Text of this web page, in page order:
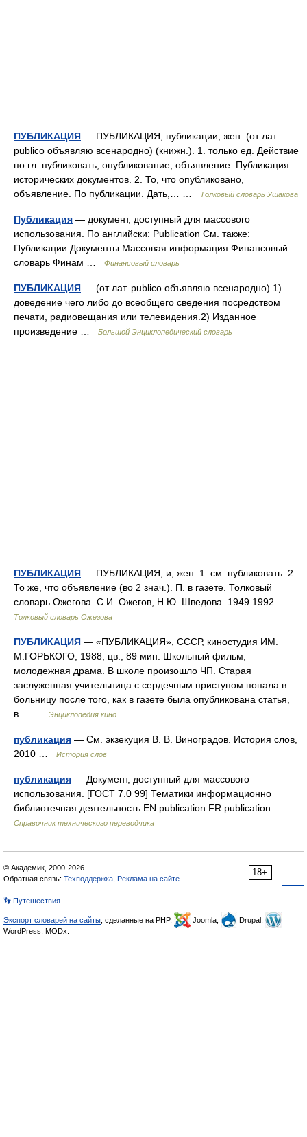
ПУБЛИКАЦИЯ — ПУБЛИКАЦИЯ, публикации, жен. (от лат.
publico объявляю всенародно) (книжн.). 1. только ед. Действие
по гл. публиковать, опубликование, объявление. Публикация
исторических документов. 2. То, что опубликовано,
объявление. По публикации. Дать,… …
Толковый словарь Ушакова
Публикация — документ, доступный для массового
использования. По английски: Publication См. также:
Публикации Документы Массовая информация Финансовый
словарь Финам …
Финансовый словарь
ПУБЛИКАЦИЯ — (от лат. publico объявляю всенародно) 1)
доведение чего либо до всеобщего сведения посредством
печати, радиовещания или телевидения.2) Изданное
произведение …
Большой Энциклопедический словарь
ПУБЛИКАЦИЯ — ПУБЛИКАЦИЯ, и, жен. 1. см. публиковать. 2.
То же, что объявление (во 2 знач.). П. в газете. Толковый
словарь Ожегова. С.И. Ожегов, Н.Ю. Шведова. 1949 1992 …
Толковый словарь Ожегова
ПУБЛИКАЦИЯ — «ПУБЛИКАЦИЯ», СССР, киностудия ИМ.
М.ГОРЬКОГО, 1988, цв., 89 мин. Школьный фильм,
молодежная драма. В школе произошло ЧП. Старая
заслуженная учительница с сердечным приступом попала в
больницу после того, как в газете была опубликована статья,
в… …
Энциклопедия кино
публикация — См. экзекуция В. В. Виноградов. История слов,
2010 …
История слов
публикация — Документ, доступный для массового
использования. [ГОСТ 7.0 99] Тематики информационно
библиотечная деятельность EN publication FR publication …
Справочник технического переводчика
18+
© Академик, 2000-2026
Обратная связь: Техподдержка Реклама на сайте
👣 Путешествия
Экспорт словарей на сайты , сделанные на PHP, Joomla,
Drupal,
WordPress, MODx.